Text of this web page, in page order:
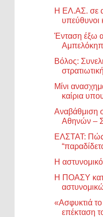
Η ΕΛ.ΑΣ. σε
Ένταση έξω
Βόλος:
Μίνι
καίρια
Αναβάθμιση
Αθηνών –
ΕΛΣΤΑΤ: Πώς
Η
Η ΠΟΑΣΥ
«Ασφυκτιά το
επέκταση